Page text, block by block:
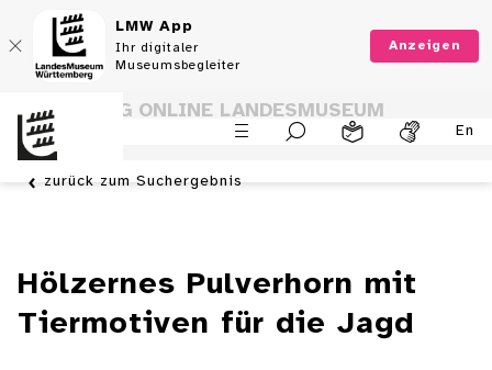
LMW App
Ihr digitaler
Museumsbegleiter
Anzeigen
En
SAMMLUNG ONLINE LANDESMUSEUM
WÜRTTEMBERG
zurück zum Suchergebnis
Hölzernes Pulverhorn mit
Tiermotiven für die Jagd